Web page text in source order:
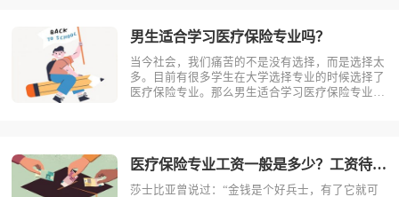
么？医疗保险，是指以保险合同约定的医疗?
男生适合学习医疗保险专业吗？
当今社会，我们痛苦的不是没有选择，而是选择太
多。目前有很多学生在大学选择专业的时候选择了
医疗保险专业。那么男生适合学习医疗保险专业
医疗保险专业工资一般是多少？工资待遇好吗？
莎士比亚曾说过：“金钱是个好兵士，有了它就可